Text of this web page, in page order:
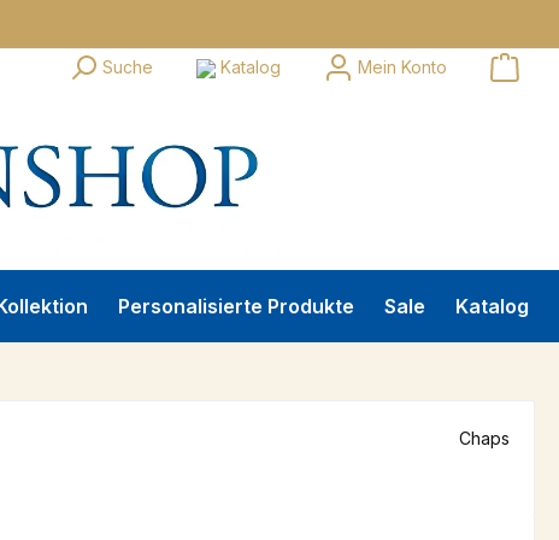
Suche Katalog Mein Konto
Personalisierte Produkte Sale Katalog
Chaps